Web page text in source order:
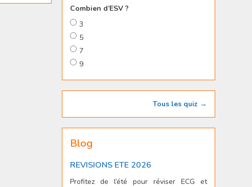
Combien d’ESV ?
3
5
7
9
Tous les quiz →
Blog
REVISIONS ETE 2026
Profitez de l’été pour réviser ECG et